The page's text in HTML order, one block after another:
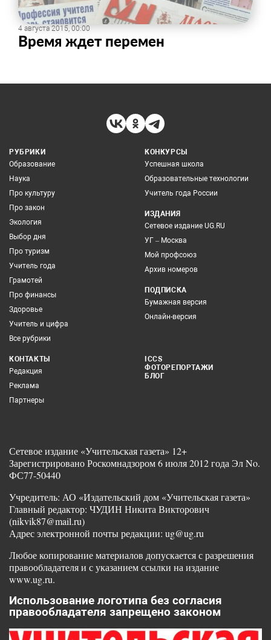
4 августа 2015, 00:00
​Время ждет перемен
РУБРИКИ
Образование
Наука
Про культуру
Про закон
Экология
Выбор дня
Про туризм
Учитель года
Грамотей
Про финансы
Здоровье
Учитель и цифра
Все рубрики
КОНКУРСЫ
Успешная школа
Образовательные технологии
Учитель года России
ИЗДАНИЯ
Сетевое издание UG.RU
УГ – Москва
Мой профсоюз
Архив номеров
ПОДПИСКА
Бумажная версия
Онлайн-версия
КОНТАКТЫ
Редакция
Реклама
Партнеры
ICCS
ФОТОРЕПОРТАЖИ
БЛОГ
Сетевое издание «Учительская газета» 12+
Зарегистрировано Роскомнадзором 6 июля 2012 года Эл No.
ФС77-50440
Учредитель: АО «Издательский дом «Учительская газета»
Главный редактор: ЧУДИН Никита Викторович
(nikvik87@mail.ru)
Адрес электронной почты редакции: ug@ug.ru
Любое копирование материалов допускается с разрешения
правообладателя и с указанием ссылки на издание
www.ug.ru.
Использование логотипа без согласия
правообладателя запрещено законом